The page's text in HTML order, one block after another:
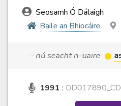
Seosamh Ó Dálaigh
Baile an Bhiocáire
··· nú seacht n-uaire
1991 :